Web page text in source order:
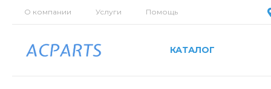
О компании Услуги Помощь
КАТАЛОГ